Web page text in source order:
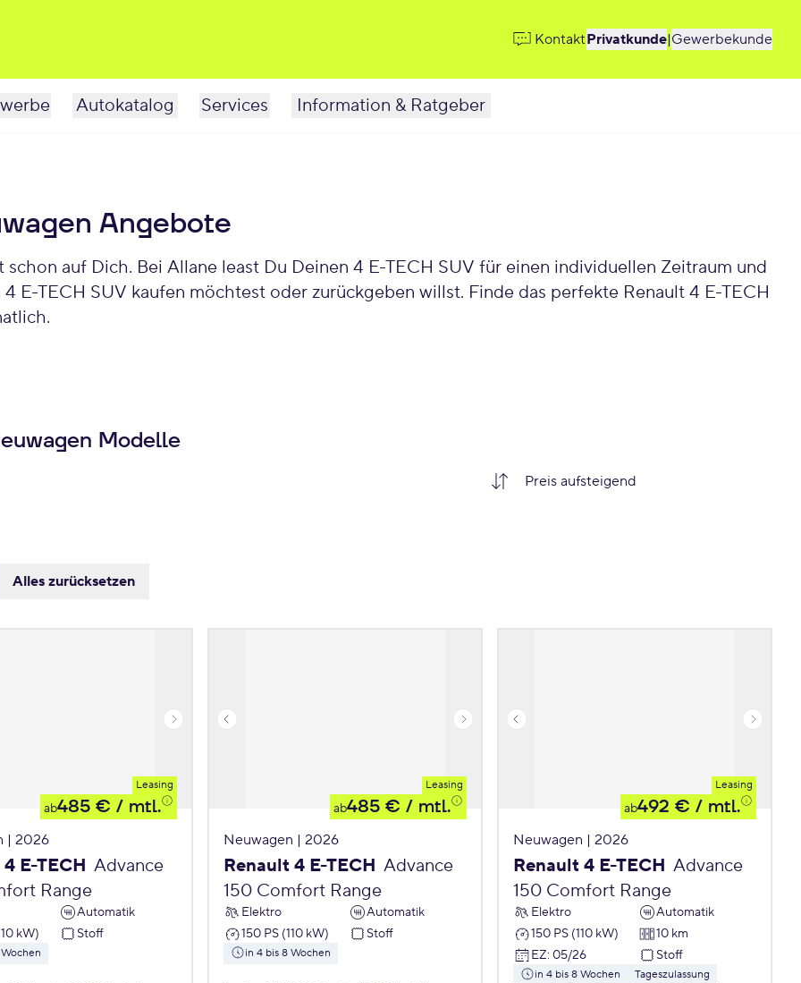
KontaktPrivatkunde|Gewerbekunde
Autokatalog Services Information & Ratgeber
Angebote
auf Dich. Bei Allane least Du Deinen 4 E-TECH SUV für einen individuellen Zeitraum und
E-TECH SUV kaufen möchtest oder zurückgeben willst. Finde das perfekte Renault 4 E-TECH
Modelle
Alles zurücksetzen
Leasing
ab485 € / mtl.
| 2026
E-TECH Advance
Range
Automatik
kW)
Stoff
Leasing
ab485 € / mtl.
Neuwagen | 2026
Renault 4 E-TECH Advance
150 Comfort Range
Elektro
Automatik
150 PS (110 kW)
Stoff
in 4 bis 8 Wochen
Leasing
ab492 € / mtl.
Neuwagen | 2026
Renault 4 E-TECH Advance
150 Comfort Range
Elektro
Automatik
150 PS (110 kW)
10 km
EZ: 05/26 Stoff
in 4 bis 8 Wochen
Tageszulassung